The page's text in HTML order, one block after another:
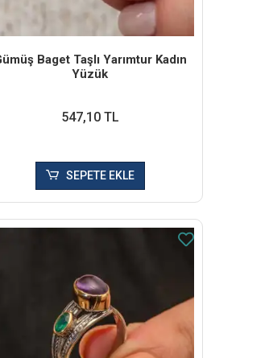
Baget Taşlı Yarımtur Kadın
Yüzük
547,10 TL
SEPETE EKLE